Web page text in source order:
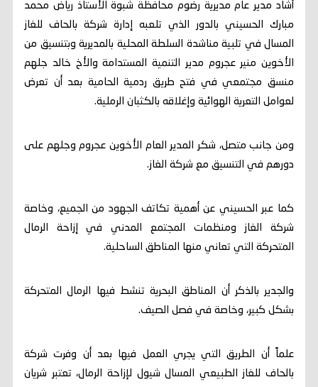
أشاد مدير عام مديرية رضوم محافظة شبوة الأستاذ رياض محمد
مبارك الحسيني بالدور الذي تلعبه إدارة شركة بالحاف للغاز
المسال في تلبية مناشدة السلطة المحلية بالمديرية وبتنسيق من
الأخوين منير عجروم مدير التنمية المستدامة والأخ خالد جلهم
منسق مجتمعي في فتح طريق ردمية الحامية بعد أن تعرض
لعوامل التعرية الهوائية وإغلاقه بالكثبان الرملية.
ومن جانب متصل، شكر المدير العام الأخوين عجروم وجلهم على
دورهم في التنسيق مع شركة الغاز.
كما عبر الحسيني عن أهمية تكاتف الجهود من الجميع، وخاصة
شركة الغاز ومنظمات المجتمع المدني في إزاحة الرمال
المتحركة التي تعاني منها المناطق الساحلية.
والجدير بالذكر أن المناطق البحرية تنشط فيها الرمال المتحركة
بشكل كبير، وخاصة في فصل الصيف.
علماً أن الطريق التي يجري العمل فيها بعد أن وفرت شركة
بالحاف للغاز الطبيعي المسال شيول لإزاحة الرمال، تعتبر شريان